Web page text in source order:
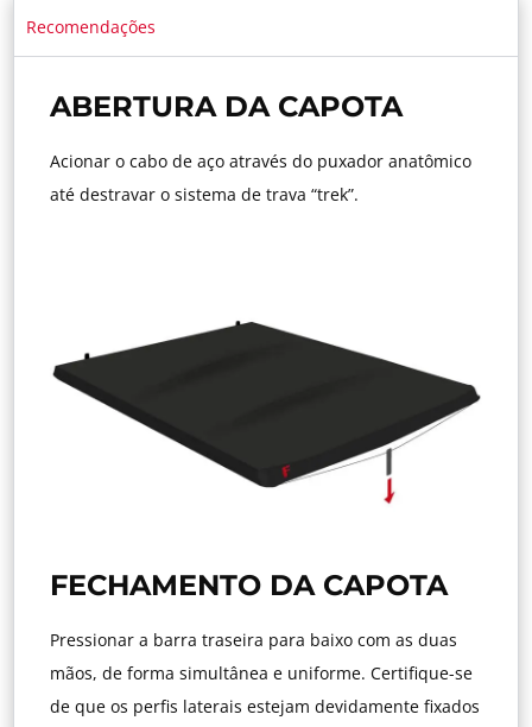
Recomendações
ABERTURA DA CAPOTA
Acionar o cabo de aço através do puxador anatômico
até destravar o sistema de trava “trek”.
FECHAMENTO DA CAPOTA
Pressionar a barra traseira para baixo com as duas
mãos, de forma simultânea e uniforme. Certifique-se
de que os perfis laterais estejam devidamente fixados